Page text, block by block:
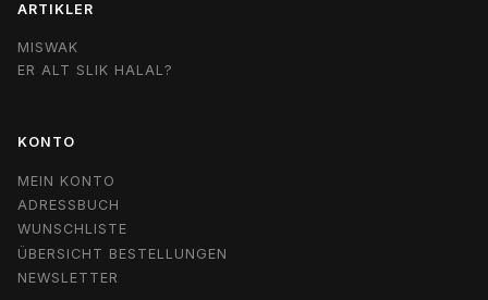
ARTIKLER
MISWAK
ER ALT SLIK HALAL?
KONTO
MEIN KONTO
ADRESSBUCH
WUNSCHLISTE
ÜBERSICHT BESTELLUNGEN
NEWSLETTER